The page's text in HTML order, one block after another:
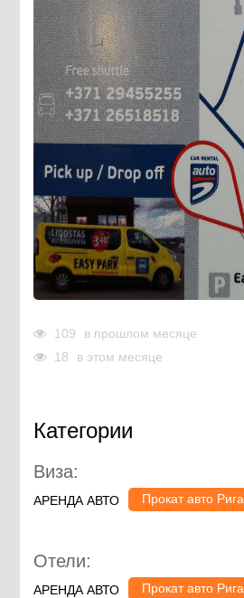
109
в прошлом месяце
18
в этом месяце
Категории
Виза:
АРЕНДА АВТО Прокат авто Рига
Отели:
АРЕНДА АВТО Прокат авто Рига